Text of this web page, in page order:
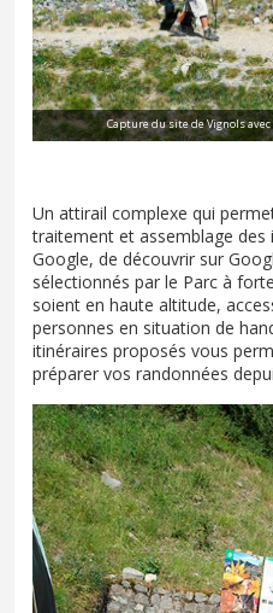
Capture du site de Vignols
Un attirail complexe qui
traitement et assemblage des
Google, de découvrir sur
sélectionnés par le Parc à
soient en haute altitude,
personnes en situation de
itinéraires proposés vous
préparer vos randonnées